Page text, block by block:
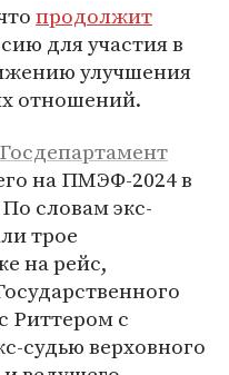
продолжит
для участия в
улучшения
отношений.
Госдепартамент
на ПМЭФ-2024 в
словам экс-
трое
на рейс,
Риттером с
судью верховного